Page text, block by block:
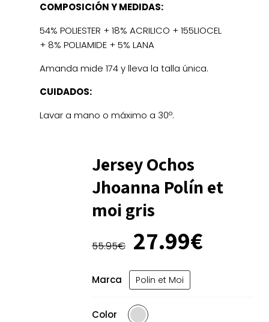
COMPOSICIÓN Y MEDIDAS:
54% POLIESTER + 18% ACRILICO + 155LIOCEL
+ 8% POLIAMIDE + 5% LANA
Amanda mide 174 y lleva la talla única.
CUIDADOS:
Lavar a mano o máximo a 30º.
Jersey Ochos
Jhoanna Polín et
moi gris
55.95€ El
precio
original
era:
55.95€.
27.99€El
precio
Marca Polin et Moi
Color